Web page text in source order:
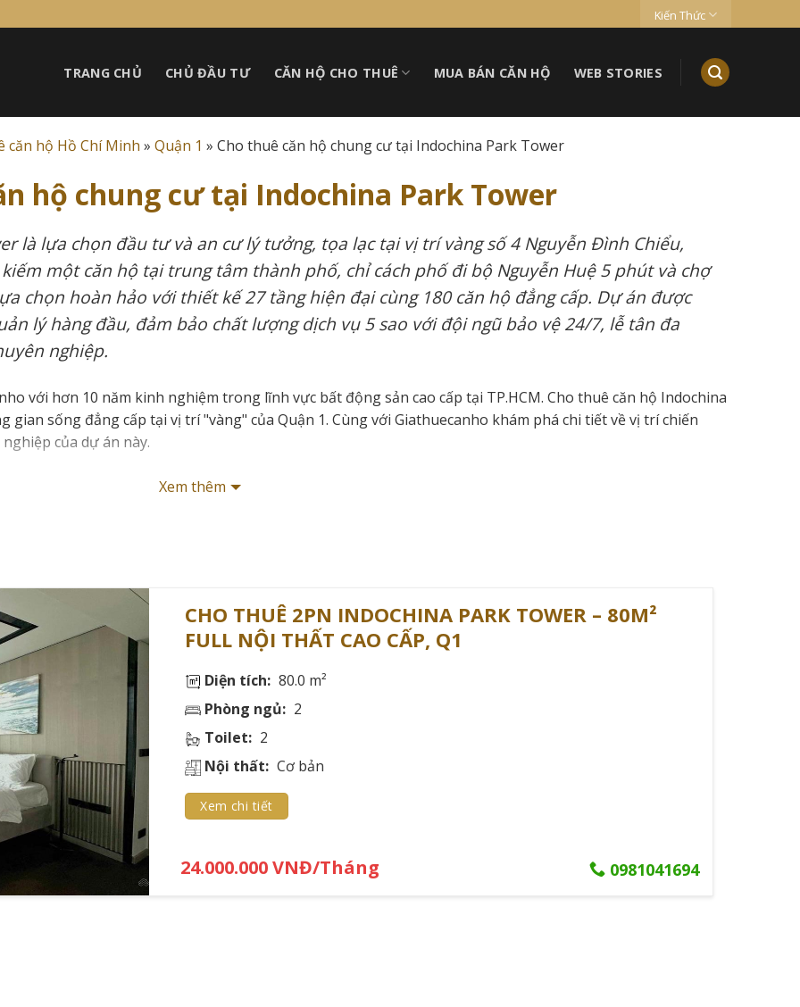
Kiến Thức
TRANG CHỦ CHỦ ĐẦU TƯ CĂN HỘ CHO THUÊ MUA BÁN CĂN HỘ WEB STORIES
căn hộ Hồ Chí Minh » Quận 1 » Cho thuê căn hộ chung cư tại Indochina Park Tower
hộ chung cư tại Indochina Park Tower
là lựa chọn đầu tư và an cư lý tưởng, tọa lạc tại vị trí vàng số 4 Nguyễn Đình Chiểu,
một căn hộ tại trung tâm thành phố, chỉ cách phố đi bộ Nguyễn Huệ 5 phút và chợ
chọn hoàn hảo với thiết kế 27 tầng hiện đại cùng 180 căn hộ đẳng cấp. Dự án được
lý hàng đầu, đảm bảo chất lượng dịch vụ 5 sao với đội ngũ bảo vệ 24/7, lễ tân đa
nghiệp.
với hơn 10 năm kinh nghiệm trong lĩnh vực bất động sản cao cấp tại TP.HCM. Cho thuê căn hộ Indochina
sống đẳng cấp tại vị trí "vàng" của Quận 1. Cùng với Giathuecanho khám phá chi tiết về vị trí chiến
của dự án này.
QUAN DỰ ÁN INDOCHINA PARK TOWER
căn hộ Indochina Park Tower nổi bật với tỷ lệ lấp đầy luôn đạt trên 95%, khẳng định sức hút bền vững
giá đây là một trong những vị trí thuận lợi nhất để thuê căn hộ tại Quận 1:
Xem thêm
CHO THUÊ 2PN INDOCHINA PARK TOWER – 80M²
FULL NỘI THẤT CAO CẤP, Q1
24.000.000 VNĐ/Tháng
Diện tích: 80.0 m²
Phòng ngủ: 2
Toilet: 2
Nội thất: Cơ bản
0981041694
Xem chi tiết